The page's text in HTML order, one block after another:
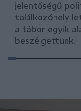
jelentőségű
találkozóhely
a tábor egyik
beszélgettünk.